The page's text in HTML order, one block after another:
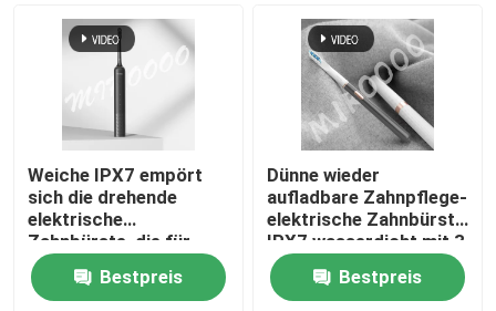
Weiche IPX7 empört
sich die drehende
elektrische
Zahnbürste, die für
Gummi-Schutz wieder
aufladbar istBestpreis
Dünne wieder
aufladbare Zahnpflege-
elektrische Zahnbürste
IPX7 wasserdicht mit 3
Modi
Bestpreis